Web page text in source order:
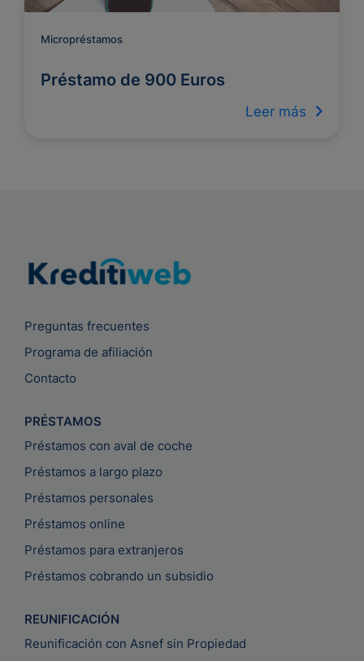
Micropréstamos
Préstamo de 900 Euros
Leer más
Preguntas frecuentes
Programa de afiliación
Contacto
PRÉSTAMOS
Préstamos con aval de coche
Préstamos a largo plazo
Préstamos personales
Préstamos online
Préstamos para extranjeros
Préstamos cobrando un subsidio
REUNIFICACIÓN
Reunificación con Asnef sin Propiedad